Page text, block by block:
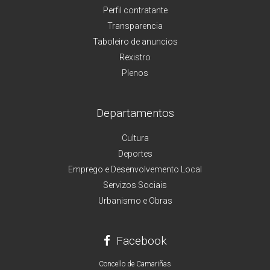
Perfil contratante
Transparencia
Taboleiro de anuncios
Rexistro
Plenos
Departamentos
Cultura
Deportes
Emprego e Desenvolvemento Local
Servizos Sociais
Urbanismo e Obras
Facebook
Concello de Camariñas